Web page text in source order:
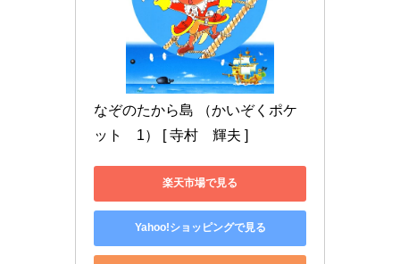
なぞのたから島 （かいぞくポケ
ット　1） [ 寺村　輝夫 ]
楽天市場で見る
Yahoo!ショッピングで見る